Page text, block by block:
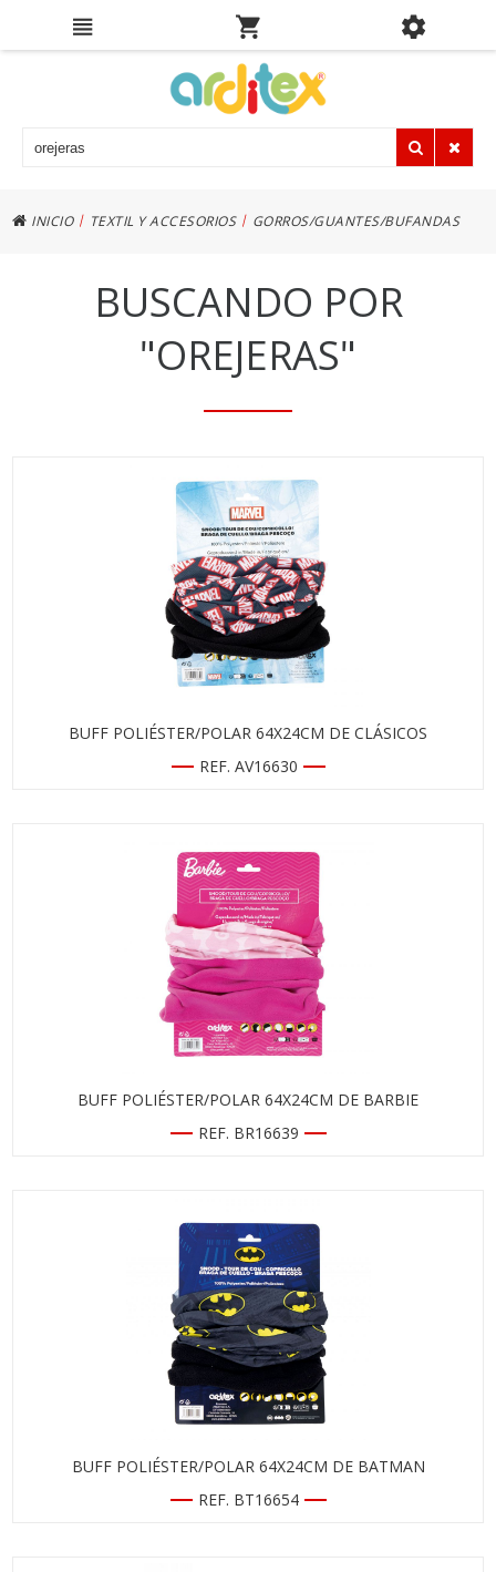
INICIO | TEXTIL Y ACCESORIOS | GORROS/GUANTES/BUFANDAS
BUSCANDO POR
"OREJERAS"
BUFF POLIÉSTER/POLAR 64X24CM DE CLÁSICOS
REF. AV16630
BUFF POLIÉSTER/POLAR 64X24CM DE BARBIE
REF. BR16639
BUFF POLIÉSTER/POLAR 64X24CM DE BATMAN
REF. BT16654